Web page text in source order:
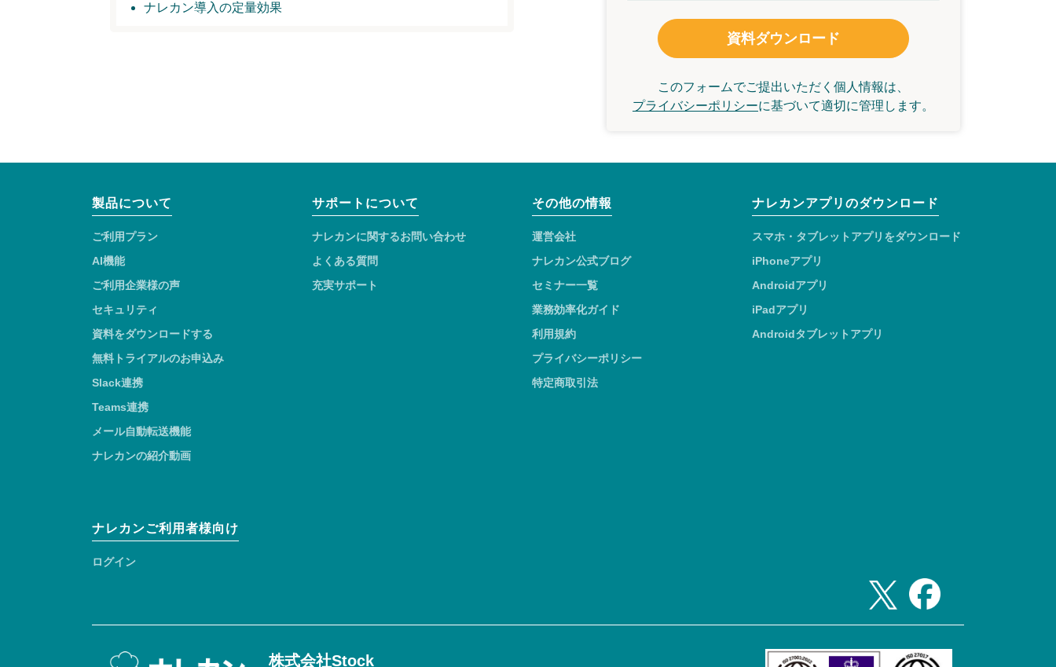
ナレカン導入の定量効果
資料ダウンロード
このフォームでご提出いただく個人情報は、
プライバシーポリシーに基づいて適切に管理します。
製品について
ご利用プラン
AI機能
ご利用企業様の声
セキュリティ
資料をダウンロードする
無料トライアルのお申込み
Slack連携
Teams連携
メール自動転送機能
ナレカンの紹介動画
サポートについて
ナレカンに関するお問い合わせ
よくある質問
充実サポート
その他の情報
運営会社
ナレカン公式ブログ
セミナー一覧
業務効率化ガイド
利用規約
プライバシーポリシー
特定商取引法
ナレカンアプリのダウンロード
スマホ・タブレットアプリをダウンロード
iPhoneアプリ
Androidアプリ
iPadアプリ
Androidタブレットアプリ
ナレカンご利用者様向け
ログイン
株式会社Stock